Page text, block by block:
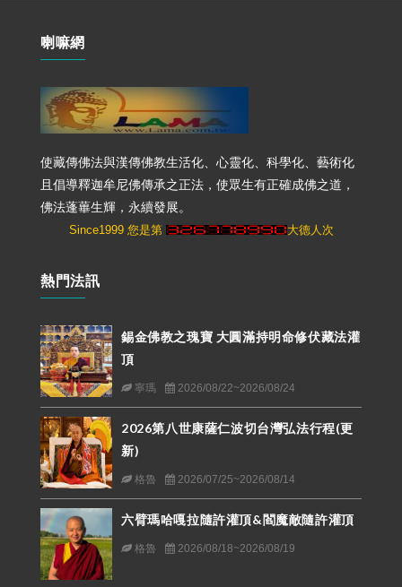
喇嘛網
使藏傳佛法與漢傳佛教生活化、心靈化、科學化、藝術化
且倡導釋迦牟尼佛傳承之正法，使眾生有正確成佛之道，
佛法蓬蓽生輝，永續發展。
Since1999 您是第 大德人次
熱門法訊
錫金佛教之瑰寶 大圓滿持明命修伏藏法灌
頂
寧瑪 2026/08/22~2026/08/24
2026第八世康薩仁波切台灣弘法行程(更
新)
格魯 2026/07/25~2026/08/14
六臂瑪哈嘎拉隨許灌頂&閻魔敵隨許灌頂
格魯 2026/08/18~2026/08/19